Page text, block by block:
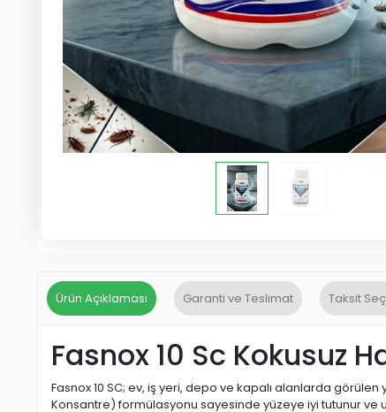
Ürün Açıklaması Garanti ve Teslimat Taksit
Fasnox 10 Sc Kokusuz
Fasnox 10 SC; ev, iş yeri, depo ve kapalı alanlarda
Konsantre) formülasyonu sayesinde yüzeye iyi tutunur ve